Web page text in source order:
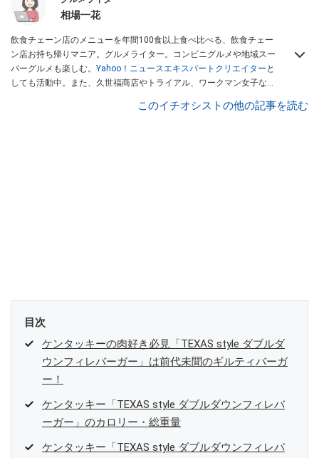
相場一花
飲食チェーン店のメニューを年間100食以上食べ比べる、飲食チェー
ン店お持ち帰りマニア。グルメライター。コンビニグルメや地域スー
パーグルメも楽しむ。 Yahoo！ニュースエキスパートクリエイター と
しても活動中。また、久世福商店やトライアル、ワークマン女子など
、集英社「週刊プレイボーイ」、宝島
このイチオシストの他の記事を読む
目次
ケンタッキーの肉好き必見「TEXAS style ダブルダ
ウンフィレバーガー」は前代未聞のギルティバーガ
ー！
ケンタッキー「TEXAS style ダブルダウンフィレバ
ーガー」のカロリー・総重量
ケンタッキー「TEXAS style ダブルダウンフィレバ